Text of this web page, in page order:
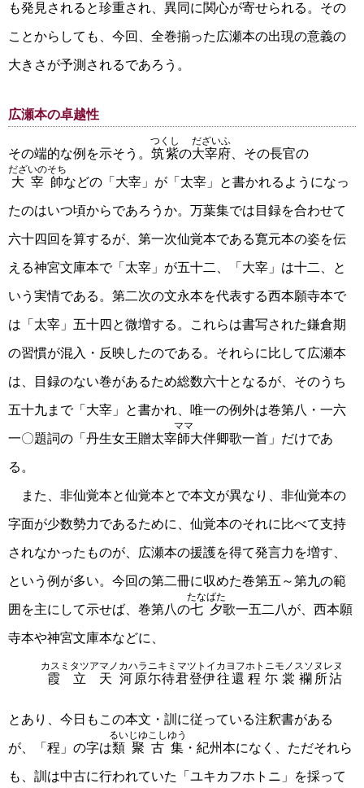
も発見されると珍重され、異同に関心が寄せられる。その
ことからしても、今回、全巻揃った広瀬本の出現の意義の
大きさが予測されるであろう。
広瀬本の卓越性
その端的な例を示そう。 筑紫
つくし
の大宰府
だざいふ
、その長官の
大宰帥
だざいのそち
などの「大宰」が「太宰」と書かれるようになっ
たのはいつ頃からであろうか。万葉集では目録を合わせて
六十四回を算するが、第一次仙覚本である寛元本の姿を伝
える神宮文庫本で「太宰」が五十二、「大宰」は十二、と
いう実情である。第二次の文永本を代表する西本願寺本で
は「太宰」五十四と微増する。これらは書写された鎌倉期
の習慣が混入・反映したのである。それらに比して広瀬本
は、目録のない巻があるため総数六十となるが、そのうち
五十九まで「大宰」と書かれ、唯一の例外は巻第八・一六
一〇題詞の「丹生女王贈太宰師
ママ
大伴卿歌一首」だけであ
る。
また、非仙覚本と仙覚本とで本文が異なり、非仙覚本の
字面が少数勢力であるために、仙覚本のそれに比べて支持
されなかったものが、広瀬本の援護を得て発言力を増す、
という例が多い。今回の第二冊に収めた巻第五～第九の範
囲を主にして示せば、巻第八の七夕
たなばた
歌一五二八が、西本願
寺本や神宮文庫本などに、
霞立天
カスミタツアマノ
河原
カハラ
尓待君登伊
ニキミマツトイ
往還
カヨフ
程尓裳襴
ホトニモノスソ
所沾
ヌレヌ
とあり、今日もこの本文・訓に従っている注釈書がある
が、「程」の字は類聚
るいじゆ
古集
こしゆう
・紀州本になく、ただそれら
も、訓は中古に行われていた「ユキカフホトニ」を採って